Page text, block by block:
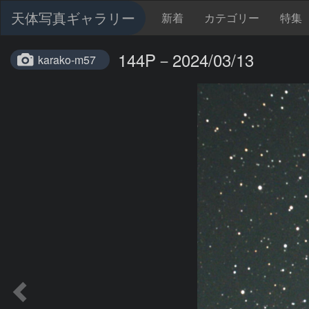
天体写真ギャラリー 新着 カテゴリー 特集
karako-m57 144P－2024/03/13